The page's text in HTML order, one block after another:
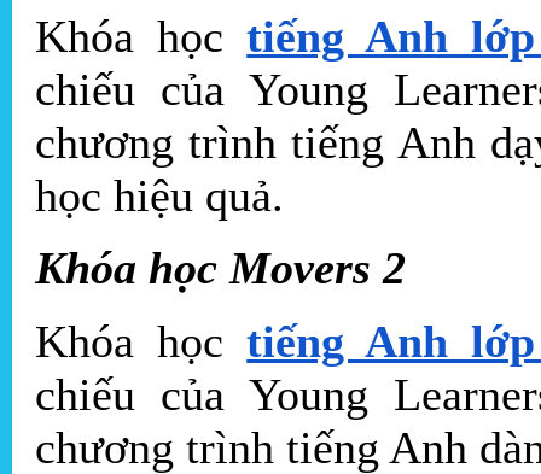
Khóa họctiếng Anh
chiếu của Young
chương trình tiếng Anh
học hiệu quả.
Khóa học Movers 2
Khóa họctiếng Anh
chiếu của Young
chương trình tiếng Anh